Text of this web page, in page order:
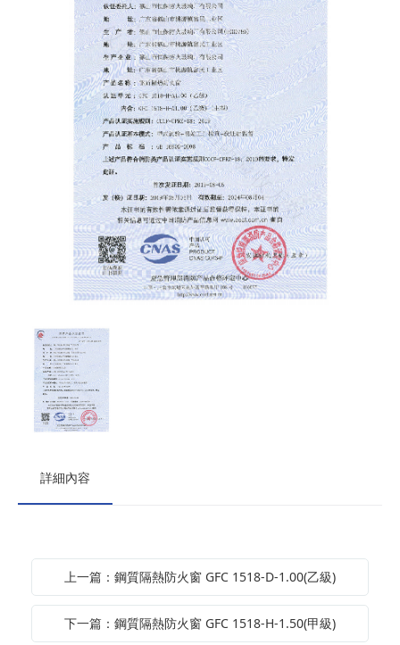
詳細內容
上一篇：鋼質隔熱防火窗 GFC 1518-D-1.00(乙級)
下一篇：鋼質隔熱防火窗 GFC 1518-H-1.50(甲級)